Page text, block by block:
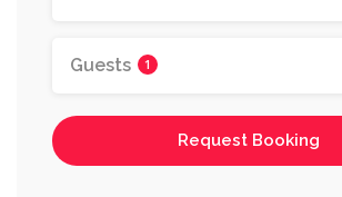
Guests 1
Request Booking